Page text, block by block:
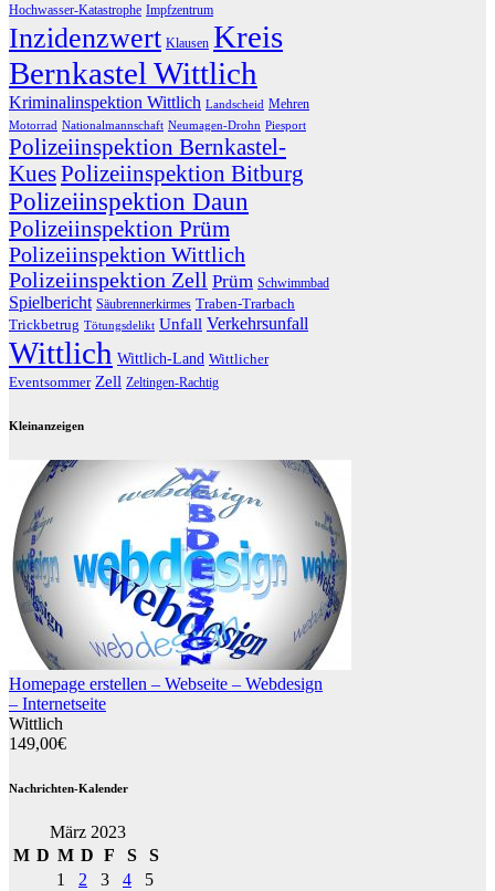
Hochwasser-Katastrophe Impfzentrum
Inzidenzwert Klausen Kreis
Bernkastel Wittlich
Kriminalinspektion Wittlich Landscheid Mehren
Motorrad Nationalmannschaft Neumagen-Drohn Piesport
Polizeiinspektion Bernkastel-
KuesPolizeiinspektion Bitburg
Polizeiinspektion Daun
Polizeiinspektion Prüm
Polizeiinspektion Wittlich
Polizeiinspektion Zell Prüm Schwimmbad
Spielbericht Säubrennerkirmes Traben-Trarbach
Trickbetrug Tötungsdelikt Unfall Verkehrsunfall
Wittlich Wittlich-Land Wittlicher
Eventsommer Zell Zeltingen-Rachtig
Kleinanzeigen
Homepage erstellen – Webseite – Webdesign
– Internetseite
Wittlich
149,00€
Nachrichten-Kalender
März 2023
M D M D F S
S
1
2 3 4
5